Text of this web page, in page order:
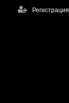
Регистрация